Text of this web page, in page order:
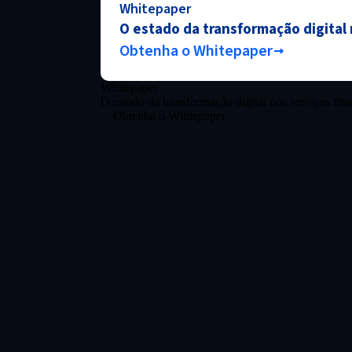
Whitepaper
O estado da transformação
Obtenha o Whitepaper